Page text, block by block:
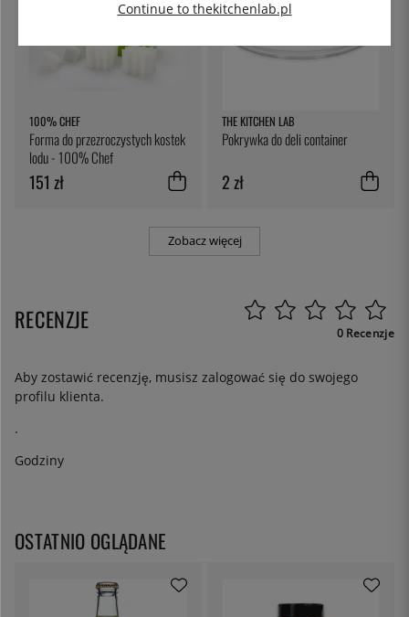
100% CHEF
Forma do przezroczystych kostek
lodu - 100% Chef
151 zł
THE KITCHEN LAB
Pokrywka do deli container
2 zł
Zobacz więcej
RECENZJE 0 Recenzje
Aby zostawić recenzję, musisz zalogować się do swojego
profilu klienta.
.
Godziny
OSTATNIO OGLĄDANE
Continue to thekitchenlab.pl